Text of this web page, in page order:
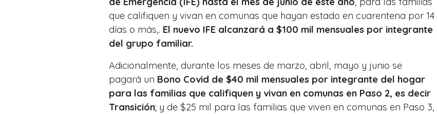
que califiquen y vivan en comunas que hayan estado en cuarentena por 14
días o más,. El nuevo IFE alcanzará a $100 mil mensuales por integrante
del grupo familiar.
Adicionalmente, durante los meses de marzo, abril, mayo y junio se
pagará un Bono Covid de $40 mil mensuales por integrante del hogar
para las familias que califiquen y vivan en comunas en Paso 2, es decir
Transición; y de $25 mil para las familias que viven en comunas en Paso 3,